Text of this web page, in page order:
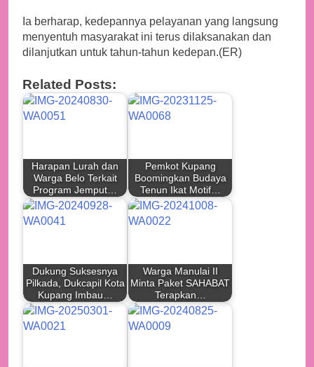
Ia berharap, kedepannya pelayanan yang langsung
menyentuh masyarakat ini terus dilaksanakan dan
dilanjutkan untuk tahun-tahun kedepan.(ER)
Related Posts:
Harapan Lurah dan
Warga Belo Terkait
Program Jemput…
Pemkot Kupang
Boomingkan Budaya
Tenun Ikat Motif…
Dukung Suksesnya
Pilkada, Dukcapil Kota
Kupang Imbau…
Warga Manulai II
Minta Paket SAHABAT
Terapkan…